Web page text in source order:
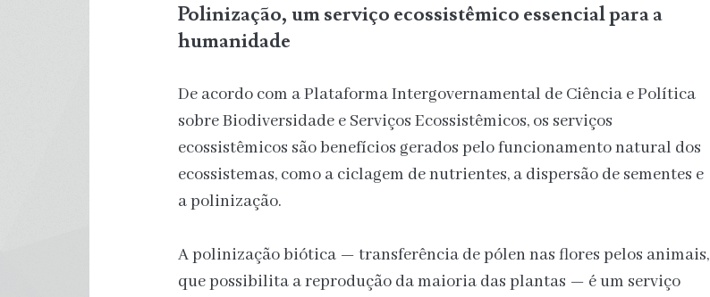
Polinização, um serviço ecossistêmico essencial para a
humanidade
De acordo com a Plataforma Intergovernamental de Ciência e Política
sobre Biodiversidade e Serviços Ecossistêmicos, os serviços
ecossistêmicos são benefícios gerados pelo funcionamento natural dos
ecossistemas, como a ciclagem de nutrientes, a dispersão de sementes e
a polinização.
A polinização biótica — transferência de pólen nas flores pelos animais,
que possibilita a reprodução da maioria das plantas — é um serviço